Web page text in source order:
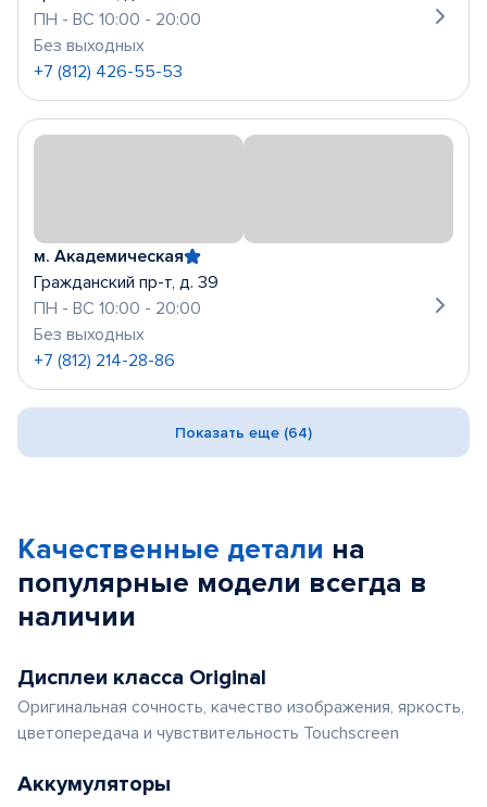
ПН - ВС 10:00 - 20:00
Без выходных
+7 (812) 426-55-53
м. Академическая
Гражданский пр-т, д. 39
ПН - ВС 10:00 - 20:00
Без выходных
+7 (812) 214-28-86
Показать еще (64)
Качественные детали на
популярные модели всегда в
наличии
Дисплеи класса Original
Оригинальная сочность, качество изображения, яркость,
цветопередача и чувствительность Touchscreen
Аккумуляторы